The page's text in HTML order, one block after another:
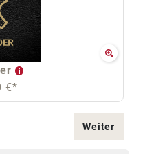
€*
Weiter